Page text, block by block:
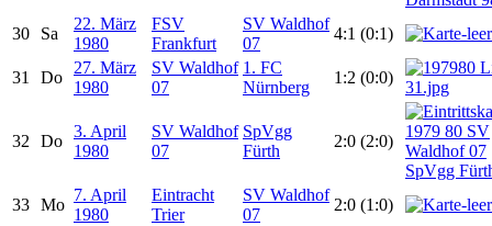
30 Sa
22. März
1980
FSV
Frankfurt
SV Waldhof
07
4:1 (0:1)
31 Do
27. März
1980
SV Waldhof
07
1. FC
Nürnberg
1:2 (0:0)
32 Do
3. April
1980
SV Waldhof
07
SpVgg
Fürth
2:0 (2:0)
33 Mo
7. April
1980
Eintracht
Trier
SV Waldhof
07
2:0 (1:0)